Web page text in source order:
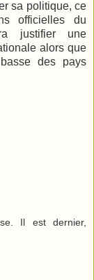
sa politique, ce
officielles du
justifier une
alors que
des pays
Il est dernier,